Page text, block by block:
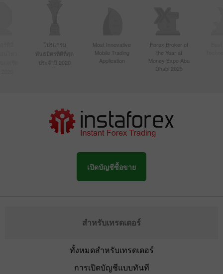
โปรแกรม
พันธมิตรที่ดีที่สุด
ประจำปี 2020
Most Innovative
Mobile Trading
Application
Forex Broker of
the Year at
Money Expo Abu
Dhabi 2025
เปิดบัญชีซื้อขาย
สำหรับเทรดเดอร์
ทั้งหมดสำหรับเทรดเดอร์
การเปิดบัญชีแบบทันที